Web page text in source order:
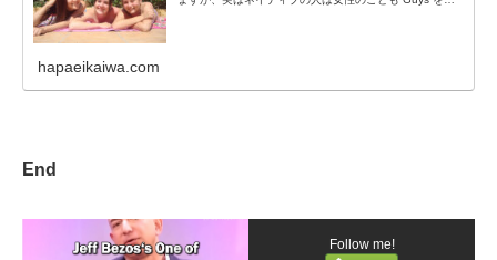
hapaeikaiwa.com
End
Follow me!